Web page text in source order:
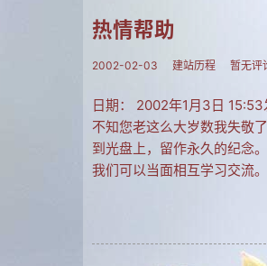
热情帮助
2002-02-03 建站历程 暂无评
日期： 2002年1月3日
不知您老这么大岁数我失敬
到光盘上，留作永久的纪念
我们可以当面相互学习交流